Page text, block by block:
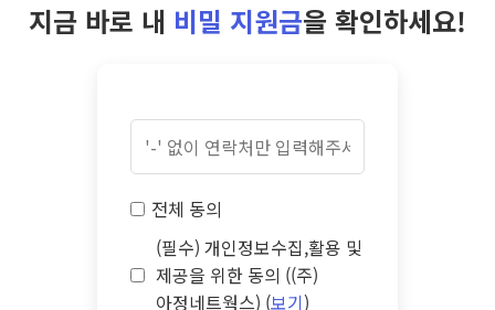
지금 바로 내 비밀 지원금을 확인하세요!
전체 동의
(필수) 개인정보수집,활용 및
제공을 위한 동의 ((주)
아정네트웍스) (보기)